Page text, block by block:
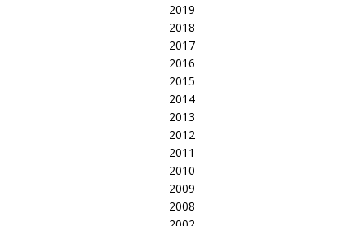
2019
2018
2017
2016
2015
2014
2013
2012
2011
2010
2009
2008